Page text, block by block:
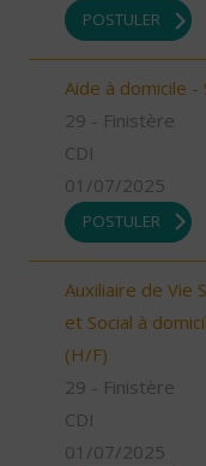
POSTULER
Aide à domicile
29 - Finistère
CDI
01/07/2025
POSTULER
Auxiliaire de Vie
et Social à
(H/F)
29 - Finistère
CDI
01/07/2025